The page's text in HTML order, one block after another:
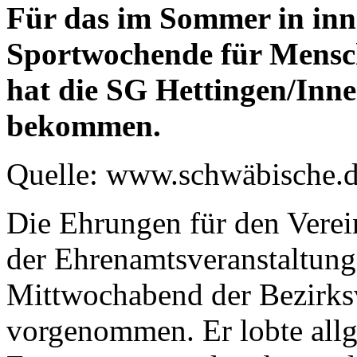
Für das im Sommer in
Sportwochende für
hat die SG Hettingen/
bekommen.
Quelle:
Die Ehrungen für den
der
Mittwochabend der
vorgenommen. Er lobte